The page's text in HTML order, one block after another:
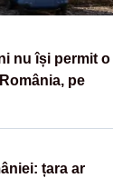
nu își permit o
pe
țara ar